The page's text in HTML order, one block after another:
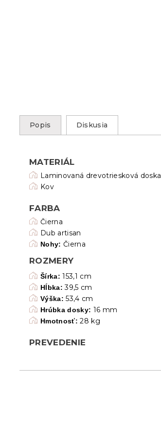
Popis Diskusia
MATERIÁL
Laminovaná drevotriesková doska
Kov
FARBA
Čierna
Dub artisan
Nohy: Čierna
ROZMERY
Šírka: 153,1 cm
Hĺbka: 39,5 cm
Výška: 53,4 cm
Hrúbka dosky: 16 mm
Hmotnosť: 28 kg
PREVEDENIE